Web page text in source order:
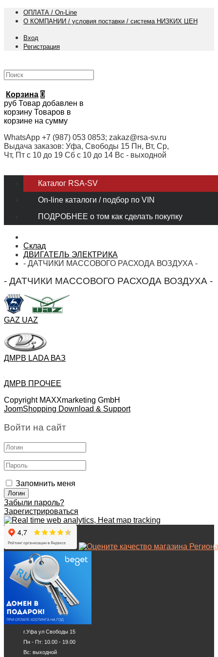
ОПЛАТА / On-Line
О КОМПАНИИ / условия поставки / система НИЗКИХ ЦЕН
Вход
Регистрация
Корзина 0
руб Товар добавлен в
корзину Товаров в
корзине на сумму
WhatsApp +7 (987) 053 0853; zakaz@rsa-sv.ru
Выдача заказов: Уфа, Свободы 15 Пн, Вт, Ср,
Чт, Пт с 10 до 19 Сб с 10 до 14 Вс - выходной
Каталог RSA-SV
On-line каталоги / подбор по VIN
ПОДРОБНЕЕ о том как сделать покупку
Склад
ДВИГАТЕЛЬ ЭЛЕКТРИКА
- ДАТЧИКИ МАССОВОГО РАСХОДА ВОЗДУХА -
- ДАТЧИКИ МАССОВОГО РАСХОДА ВОЗДУХА -
GAZ UAZ
ДМРВ LADA ВАЗ
ДМРВ ПРОЧЕЕ
Copyright MAXXmarketing GmbH
JoomShopping Download & Support
Войти на сайт
Запомнить меня
Забыли пароль?
Зарегистрироваться
г.Уфа ул Свободы 15
Пн - Пт: 10.00 - 19.00
Вс: выходной